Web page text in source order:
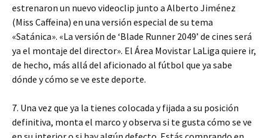
estrenaron un nuevo videoclip junto a Alberto Jiménez
(Miss Caffeina) en una versión especial de su tema
«Satánica». «La versión de ‘Blade Runner 2049’ de cines será
ya el montaje del director». El Área Movistar LaLiga quiere ir,
de hecho, más allá del aficionado al fútbol que ya sabe
dónde y cómo se ve este deporte.
7. Una vez que ya la tienes colocada y fijada a su posición
definitiva, monta el marco y observa si te gusta cómo se ve